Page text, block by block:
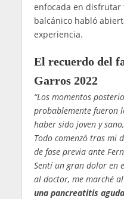
enfocada en disfrutar
balcánico habló
experiencia.
El recuerdo del
Garros 2022
“Los momentos
probablemente fueron
haber sido joven y
Todo comenzó tras mi
de fase previa ante
Sentí un gran dolor en
al doctor, me marché
una pancreatitis